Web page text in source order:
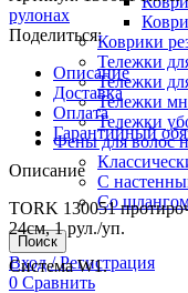
Коврики
Тележки
Тележки
Тележки
Тележки
Фены для волос
С
Со
Поиск
Вход / Регистрация
0 Сравнить
рулонах
Поделиться:
Описание
Доставка
Оплата
Гарантийный
Описание
TORK 130051
24см, 1 рул./уп.
Система W1.